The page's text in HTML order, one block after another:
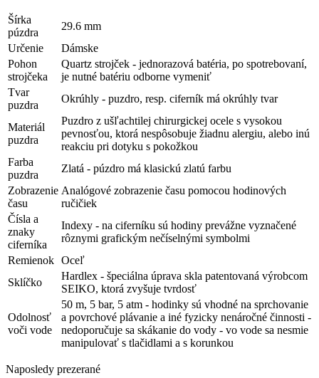
Šírka
púzdra
29.6 mm
Určenie
Dámske
Pohon
strojčeka
Quartz strojček - jednorazová batéria, po spotrebovaní,
je nutné batériu odborne vymeniť
Tvar
puzdra
Okrúhly - puzdro, resp. ciferník má okrúhly tvar
Materiál
puzdra
Puzdro z ušľachtilej chirurgickej ocele s vysokou
pevnosťou, ktorá nespôsobuje žiadnu alergiu, alebo inú
reakciu pri dotyku s pokožkou
Farba
puzdra
Zlatá - púzdro má klasickú zlatú farbu
Zobrazenie
času
Analógové zobrazenie času pomocou hodinových
ručičiek
Čísla a
znaky
ciferníka
Indexy - na ciferníku sú hodiny prevážne vyznačené
rôznymi grafickým nečíselnými symbolmi
Remienok Oceľ
Sklíčko
Hardlex - špeciálna úprava skla patentovaná výrobcom
SEIKO, ktorá zvyšuje tvrdosť
Odolnosť
voči vode
50 m, 5 bar, 5 atm - hodinky sú vhodné na sprchovanie
a povrchové plávanie a iné fyzicky nenáročné činnosti -
nedoporučuje sa skákanie do vody - vo vode sa nesmie
manipulovať s tlačidlami a s korunkou
Naposledy prezerané